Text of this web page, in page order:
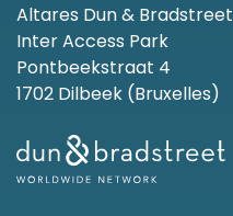
Altares Dun & Bradstreet
Inter Access Park
Pontbeekstraat 4
1702 Dilbeek (Bruxelles)